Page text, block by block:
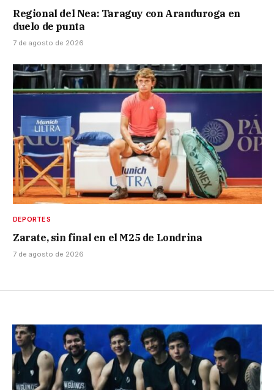
Regional del Nea: Taraguy con Aranduroga en
duelo de punta
7 de agosto de 2026
DEPORTES
Zarate, sin final en el M25 de Londrina
7 de agosto de 2026